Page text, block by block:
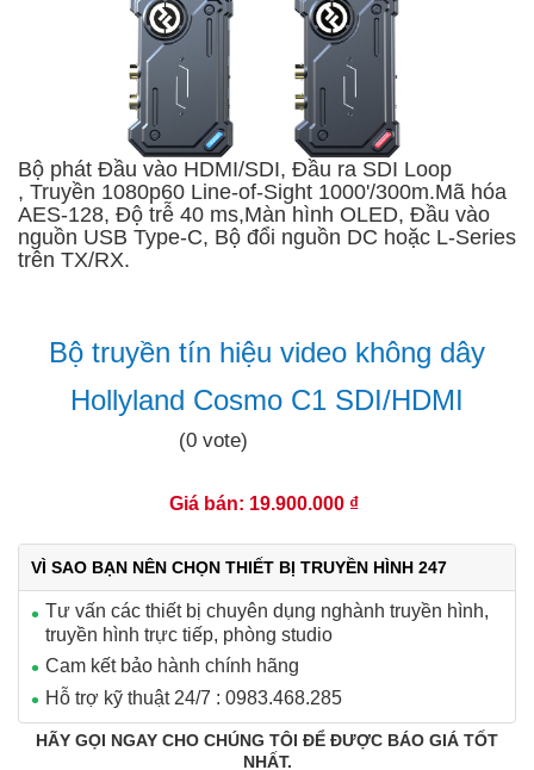
Bộ phát Đầu vào HDMI/SDI, Đầu ra SDI Loop
, Truyền 1080p60 Line-of-Sight 1000'/300m.Mã hóa
AES-128, Độ trễ 40 ms,Màn hình OLED, Đầu vào
nguồn USB Type-C, Bộ đổi nguồn DC hoặc L-Series
trên TX/RX.
Bộ truyền tín hiệu video không dây
Hollyland Cosmo C1 SDI/HDMI
(0 vote)
Giá bán: 19.900.000 ₫
VÌ SAO BẠN NÊN CHỌN THIẾT BỊ TRUYỀN HÌNH 247
Tư vấn các thiết bị chuyên dụng nghành truyền hình,
truyền hình trực tiếp, phòng studio
Cam kết bảo hành chính hãng
Hỗ trợ kỹ thuật 24/7 : 0983.468.285
HÃY GỌI NGAY CHO CHÚNG TÔI ĐỂ ĐƯỢC BÁO GIÁ TỐT
NHẤT.